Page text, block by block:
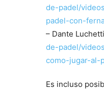
de-padel/
padel-con-
– Dante
de-padel/
como-jugar-al-
Es incluso